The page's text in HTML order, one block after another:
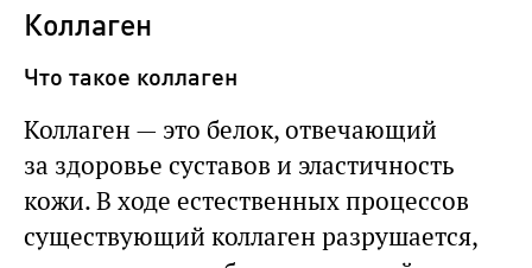
Коллаген
Что такое коллаген
Коллаген — это белок, отвечающий
за здоровье суставов и эластичность
кожи. В ходе естественных процессов
существующий коллаген разрушается,